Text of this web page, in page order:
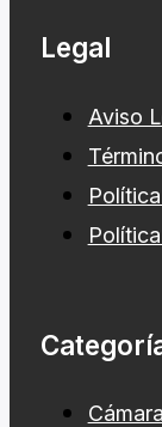
Legal
Aviso